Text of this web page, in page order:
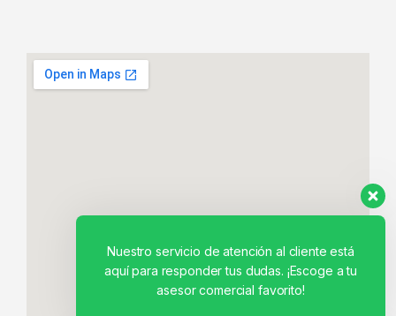
Nuestro servicio de atención al cliente está
aquí para responder tus dudas. ¡Escoge a tu
asesor comercial favorito!